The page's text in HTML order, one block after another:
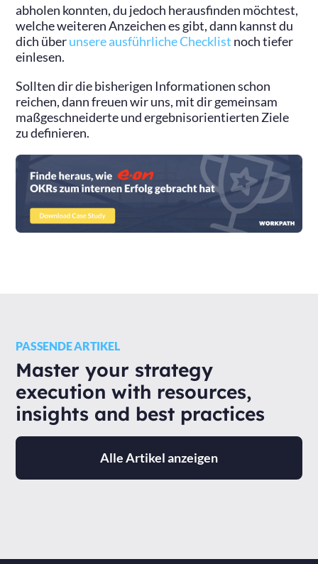
abholen konnten, du jedoch herausfinden möchtest,
welche weiteren Anzeichen es gibt, dann kannst du
dich überunsere ausführliche Checklist noch tiefer
einlesen.
Sollten dir die bisherigen Informationen schon
reichen, dann freuen wir uns, mit dir gemeinsam
maßgeschneiderte und ergebnisorientierten Ziele
zu definieren.
PASSENDE ARTIKEL
Master your strategy
execution with resources,
insights and best practices
Alle Artikel anzeigen